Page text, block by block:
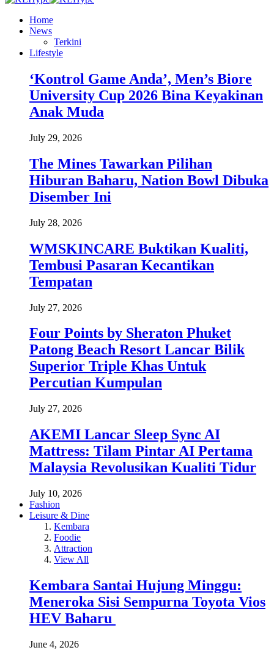
Home
News
Terkini
Lifestyle
‘Kontrol Game Anda’, Men’s Biore
University Cup 2026 Bina Keyakinan
Anak Muda
July 29, 2026
The Mines Tawarkan Pilihan
Hiburan Baharu, Nation Bowl Dibuka
Disember Ini
July 28, 2026
WMSKINCARE Buktikan Kualiti,
Tembusi Pasaran Kecantikan
Tempatan
July 27, 2026
Four Points by Sheraton Phuket
Patong Beach Resort Lancar Bilik
Superior Triple Khas Untuk
Percutian Kumpulan
July 27, 2026
AKEMI Lancar Sleep Sync AI
Mattress: Tilam Pintar AI Pertama
Malaysia Revolusikan Kualiti Tidur
July 10, 2026
Fashion
Leisure & Dine
Kembara
Foodie
Attraction
View All
Kembara Santai Hujung Minggu:
Meneroka Sisi Sempurna Toyota Vios
HEV Baharu
June 4, 2026